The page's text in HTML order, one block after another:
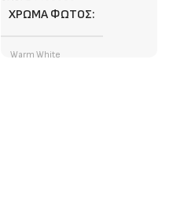
ΧΡΏΜΑ ΦΩΤΌΣ
Warm White